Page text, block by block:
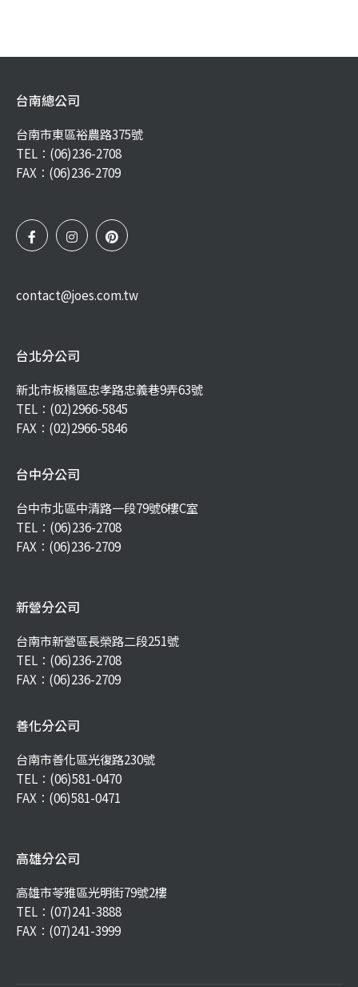
台南總公司
台南市東區裕農路375號
TEL： (06)236-2708
FAX：(06)236-2709
contact@joes.com.tw
台北分公司
新北市板橋區忠孝路忠義巷9弄63號
TEL： (02)2966-5845
FAX：(02)2966-5846
台中分公司
台中市北區中清路一段79號6樓C室
TEL： (06)236-2708
FAX：(06)236-2709
新營分公司
台南市新營區長榮路二段251號
TEL： (06)236-2708
FAX：(06)236-2709
善化分公司
台南市善化區光復路230號
TEL： (06)581-0470
FAX：(06)581-0471
高雄分公司
高雄市苓雅區光明街79號2樓
TEL： (07)241-3888
FAX：(07)241-3999